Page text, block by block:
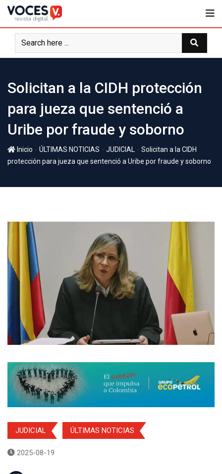
Solicitan a la CIDH protección
para jueza que sentenció a
Uribe por fraude y soborno
Inicio - ÚLTIMAS NOTICIAS - JUDICIAL - Solicitan a la CIDH
protección para jueza que sentenció a Uribe por fraude y soborno
JUDICIAL ÚLTIMAS NOTICIAS
2025-08-19